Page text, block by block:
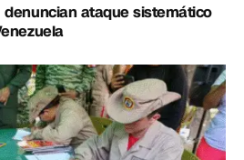
denuncian ataque sistemático